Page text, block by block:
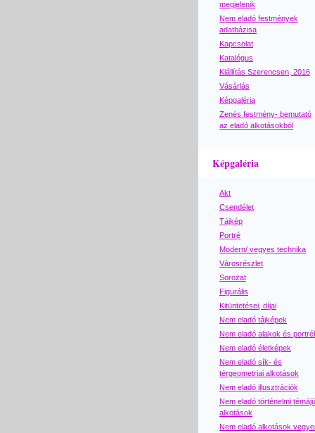
megjelenik
Nem eladó festmények
adatbázisa
Kapcsolat
Katalógus
Kiállítás Szerencsen, 2016
Vásárlás
Képgaléria
Zenés festmény- bemutató
az eladó alkotásokból
Képgaléria
Akt
Csendélet
Tájkép
Portré
Modern/ vegyes technika
Városrészlet
Sorozat
Figurális
Kitüntetései, díjai
Nem eladó tájképek
Nem eladó alakok és
Nem eladó életképek
Nem eladó sík- és
térgeometriai alkotások
Nem eladó illusztrációk
Nem eladó történelmi témájú
alkotások
Nem eladó alkotások